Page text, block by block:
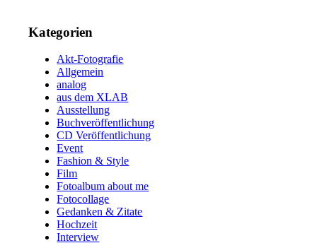
Kategorien
Akt-Fotografie
Allgemein
analog
aus dem XLAB
Ausstellung
Buchveröffentlichung
CD Veröffentlichung
Event
Fashion & Style
Film
Fotoalbum about me
Fotocollage
Gedanken & Zitate
Hochzeit
Interview